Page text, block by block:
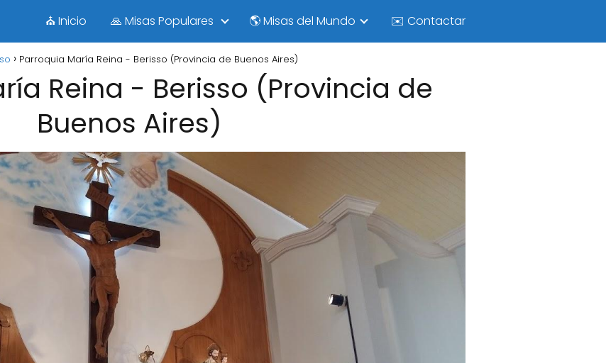
⛪ Inicio 🙏 Misas Populares 🌎 Misas del Mundo ✉️ Contactar
Parroquia María Reina - Berisso (Provincia de Buenos Aires)
Reina - Berisso (Provincia de
Buenos Aires)